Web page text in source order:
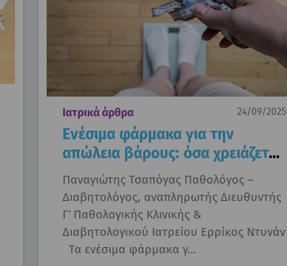
Ιατρικά άρθρα 24/09/2025
Ενέσιμα φάρμακα για την
απώλεια βάρους: όσα χρειάζεται
να γνωρίζετε
Παναγιώτης Τσαπόγας Παθολόγος –
Διαβητολόγος, αναπληρωτής Διευθυντής
Γ΄ Παθολογικής Κλινικής &
Διαβητολογικού Ιατρείου Ερρίκος Ντυνάν
Τα ενέσιμα φάρμακα γ…